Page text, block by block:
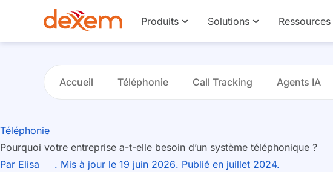
Produits Solutions Ressources
Accueil Téléphonie Call Tracking Agents IA
Téléphonie
Pourquoi votre entreprise a-t-elle besoin d’un système téléphonique ?
Par Elisa . Mis à jour le 19 juin 2026. Publié en juillet 2024.